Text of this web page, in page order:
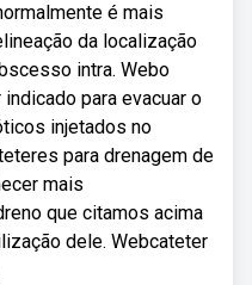
é mais
da localização
intra. Webo
para evacuar o
injetados no
para drenagem de
mais
que citamos acima
dele. Webcateter